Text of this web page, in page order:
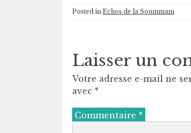
Posted in Echos de la Soummam
Laisser un
Votre adresse e-mail ne
avec *
Commentaire *